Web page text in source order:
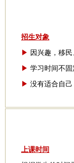
招生对象
▶ 因兴趣，移
▶ 学习时间不固
▶ 没有适合自己
上课时间